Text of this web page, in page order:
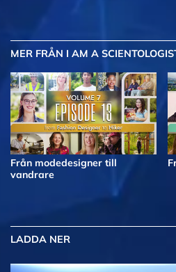
MER FRÅN I AM A
Från modedesigner till
vandrare
LADDA NER